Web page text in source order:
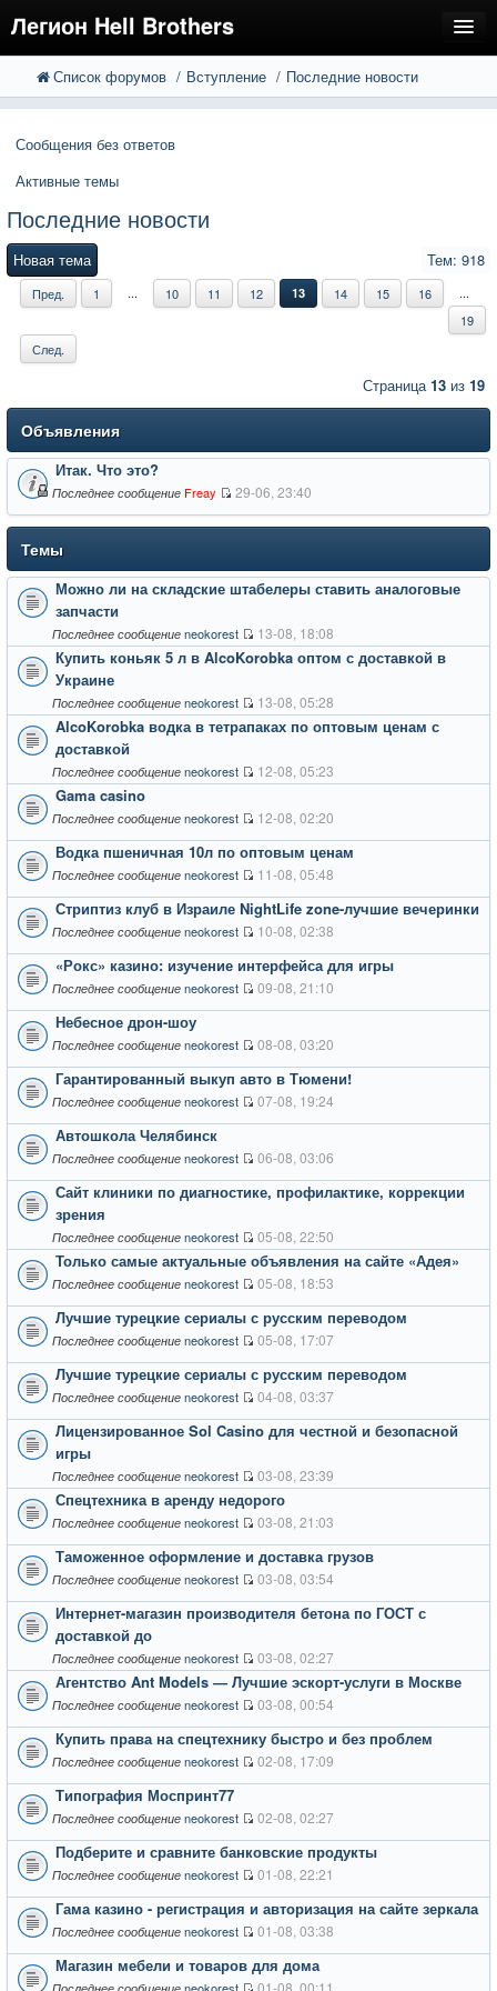
Легион Hell Brothers
FAQ
Расширенный поиск
Список форумов Вступление Последние новости
Сообщения без ответов
Активные темы
Последние новости
Новая тема Тем: 918
Пред. 1 ... 10 11 12 13 14 15 16
...
19
След.
Страница13 из 19
Объявления
Итак. Что это?
Последнее сообщение Freay 29-06, 23:40
Темы
Можно ли на складские штабелеры ставить аналоговые
запчасти
Последнее сообщение neokorest 13-08, 18:08
Купить коньяк 5 л в AlcoKorobka оптом с доставкой в
Украине
Последнее сообщение neokorest 13-08, 05:28
AlcoKorobka водка в тетрапаках по оптовым ценам с
доставкой
Последнее сообщение neokorest 12-08, 05:23
Gama casino
Последнее сообщение neokorest 12-08, 02:20
Водка пшеничная 10л по оптовым ценам
Последнее сообщение neokorest 11-08, 05:48
Стриптиз клуб в Израиле NightLife zone-лучшие вечеринки
Последнее сообщение neokorest 10-08, 02:38
«Рокс» казино: изучение интерфейса для игры
Последнее сообщение neokorest 09-08, 21:10
Небесное дрон-шоу
Последнее сообщение neokorest 08-08, 03:20
Гарантированный выкуп авто в Тюмени!
Последнее сообщение neokorest 07-08, 19:24
Автошкола Челябинск
Последнее сообщение neokorest 06-08, 03:06
Сайт клиники по диагностике, профилактике, коррекции
зрения
Последнее сообщение neokorest 05-08, 22:50
Только самые актуальные объявления на сайте «Адея»
Последнее сообщение neokorest 05-08, 18:53
Лучшие турецкие сериалы с русским переводом
Последнее сообщение neokorest 05-08, 17:07
Лучшие турецкие сериалы с русским переводом
Последнее сообщение neokorest 04-08, 03:37
Лицензированное Sol Casino для честной и безопасной
игры
Последнее сообщение neokorest 03-08, 23:39
Спецтехника в аренду недорого
Последнее сообщение neokorest 03-08, 21:03
Таможенное оформление и доставка грузов
Последнее сообщение neokorest 03-08, 03:54
Интернет-магазин производителя бетона по ГОСТ с
доставкой до
Последнее сообщение neokorest 03-08, 02:27
Агентство Ant Models — Лучшие эскорт-услуги в Москве
Последнее сообщение neokorest 03-08, 00:54
Купить права на спецтехнику быстро и без проблем
Последнее сообщение neokorest 02-08, 17:09
Типография Моспринт77
Последнее сообщение neokorest 02-08, 02:27
Подберите и сравните банковские продукты
Последнее сообщение neokorest 01-08, 22:21
Гама казино - регистрация и авторизация на сайте зеркала
Последнее сообщение neokorest 01-08, 03:38
Магазин мебели и товаров для дома
01-08, 00:11